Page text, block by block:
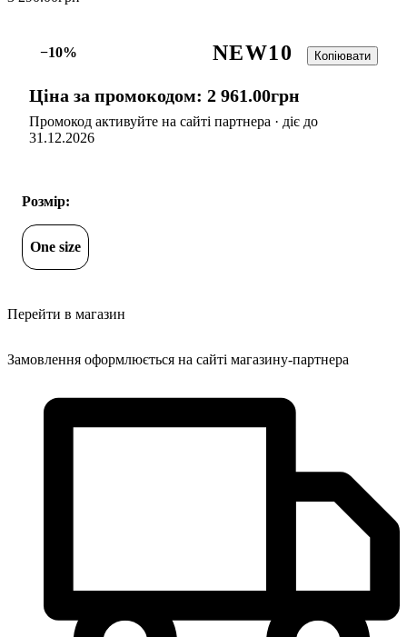
−10% NEW10 Копіювати
Ціна за промокодом: 2 961.00грн
Промокод активуйте на сайті партнера · діє до
31.12.2026
Розмір:
One size
Перейти в магазин
Замовлення оформлюється на сайті магазину-партнера